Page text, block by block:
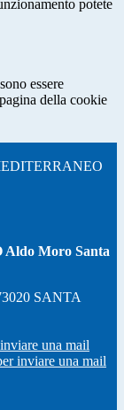
potete
essere
della cookie
Moro Santa
SANTA
una mail
inviare una mail